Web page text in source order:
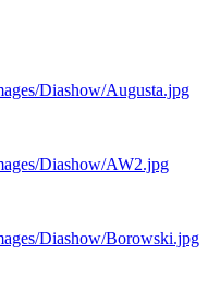
Diashow/Augusta.jpg
Diashow/AW2.jpg
Diashow/Borowski.jpg